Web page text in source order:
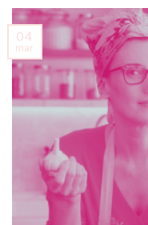
04
mar